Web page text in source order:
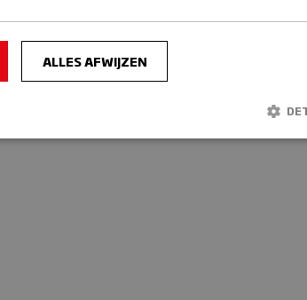
ALLES AFWIJZEN